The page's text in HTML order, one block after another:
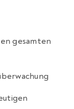
gesamten